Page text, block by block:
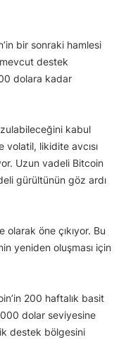
bir sonraki hamlesi
destek
dolara kadar
kabul
likidite avcısı
Uzun vadeli Bitcoin
gürültünün göz ardı
öne çıkıyor. Bu
yeniden oluşması için
200 haftalık basit
dolar seviyesine
destek bölgesini